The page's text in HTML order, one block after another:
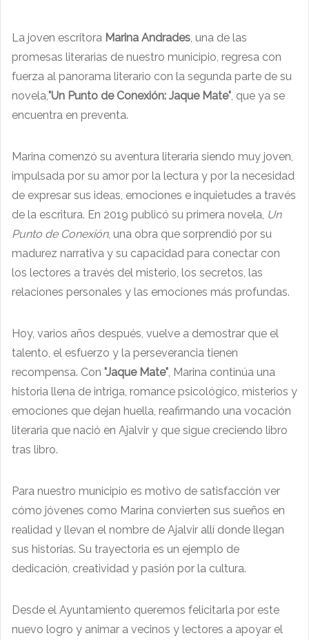
La joven escritora Marina Andrades, una de las
promesas literarias de nuestro municipio, regresa con
fuerza al panorama literario con la segunda parte de su
novela,"Un Punto de Conexión: Jaque Mate", que ya se
encuentra en preventa.
Marina comenzó su aventura literaria siendo muy joven,
impulsada por su amor por la lectura y por la necesidad
de expresar sus ideas, emociones e inquietudes a través
de la escritura. En 2019 publicó su primera novela, Un
Punto de Conexión, una obra que sorprendió por su
madurez narrativa y su capacidad para conectar con
los lectores a través del misterio, los secretos, las
relaciones personales y las emociones más profundas.
Hoy, varios años después, vuelve a demostrar que el
talento, el esfuerzo y la perseverancia tienen
recompensa. Con "Jaque Mate", Marina continúa una
historia llena de intriga, romance psicológico, misterios y
emociones que dejan huella, reafirmando una vocación
literaria que nació en Ajalvir y que sigue creciendo libro
tras libro.
Para nuestro municipio es motivo de satisfacción ver
cómo jóvenes como Marina convierten sus sueños en
realidad y llevan el nombre de Ajalvir allí donde llegan
sus historias. Su trayectoria es un ejemplo de
dedicación, creatividad y pasión por la cultura.
Desde el Ayuntamiento queremos felicitarla por este
nuevo logro y animar a vecinos y lectores a apoyar el